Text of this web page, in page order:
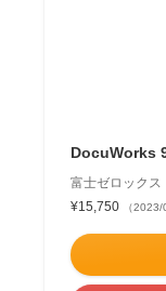
DocuWorks
富士ゼロックス
¥15,750
（